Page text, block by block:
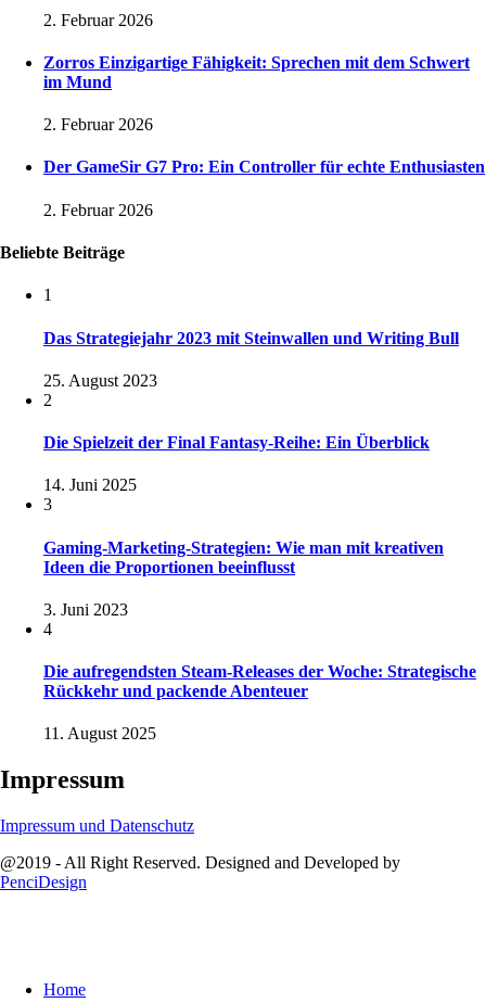
2. Februar 2026
Zorros Einzigartige Fähigkeit: Sprechen mit dem Schwert
im Mund
2. Februar 2026
Der GameSir G7 Pro: Ein Controller für echte Enthusiasten
2. Februar 2026
Beliebte Beiträge
1
Das Strategiejahr 2023 mit Steinwallen und Writing Bull
25. August 2023
2
Die Spielzeit der Final Fantasy-Reihe: Ein Überblick
14. Juni 2025
3
Gaming-Marketing-Strategien: Wie man mit kreativen
Ideen die Proportionen beeinflusst
3. Juni 2023
4
Die aufregendsten Steam-Releases der Woche: Strategische
Rückkehr und packende Abenteuer
11. August 2025
Impressum
Impressum und Datenschutz
@2019 - All Right Reserved. Designed and Developed by
PenciDesign
Home